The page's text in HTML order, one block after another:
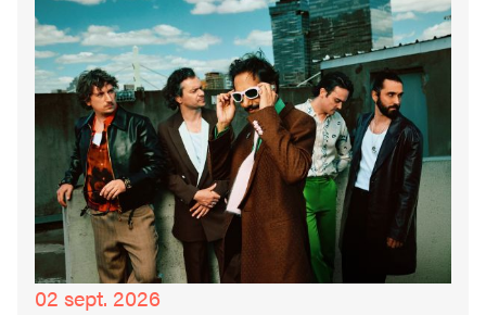
02 sept. 2026